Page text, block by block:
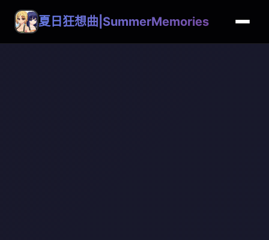
夏日狂想曲|SummerMemories